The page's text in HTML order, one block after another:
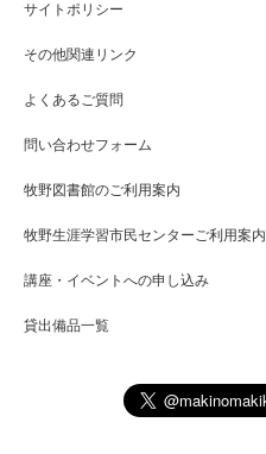
サイトポリシー
その他関連リンク
よくあるご質問
問い合わせフォーム
牧野図書館のご利用案内
牧野生涯学習市民センターご利用案内
講座・イベントへの申し込み
貸出備品一覧